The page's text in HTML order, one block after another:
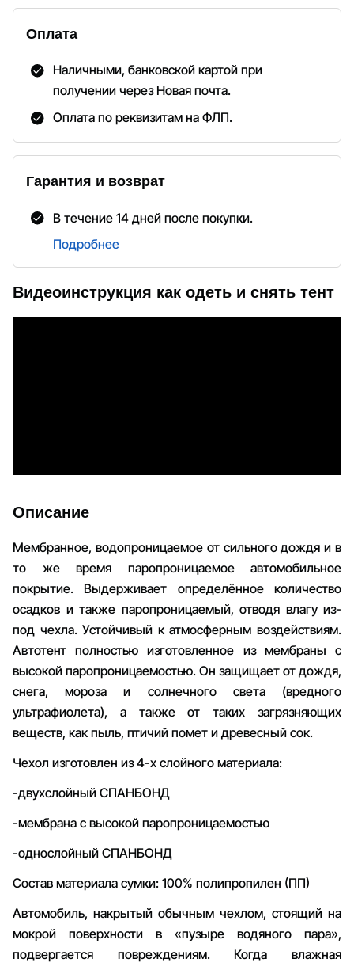
Видеоинструкция как одеть и снять тент
Описание
Мембранное, водопроницаемое от сильного дождя и в
то же время паропроницаемое автомобильное
покрытие. Выдерживает определённое количество
осадков и также паропроницаемый, отводя влагу из-
под чехла. Устойчивый к атмосферным воздействиям.
Автотент полностью изготовленное из мембраны с
высокой паропроницаемостью. Он защищает от дождя,
снега, мороза и солнечного света (вредного
ультрафиолета), а также от таких загрязняющих
веществ, как пыль, птичий помет и древесный сок.
Чехол изготовлен из 4-х слойного материала:
-двухслойный СПАНБОНД
-мембрана с высокой паропроницаемостью
-однослойный СПАНБОНД
Состав материала сумки: 100% полипропилен (ПП)
Автомобиль, накрытый обычным чехлом, стоящий на
мокрой поверхности в «пузыре водяного пара»,
подвергается повреждениям. Когда влажная
Оплата
Наличными, банковской картой при
получении через Новая почта.
Оплата по реквизитам на ФЛП.
Гарантия и возврат
В течение 14 дней после покупки.
Подробнее